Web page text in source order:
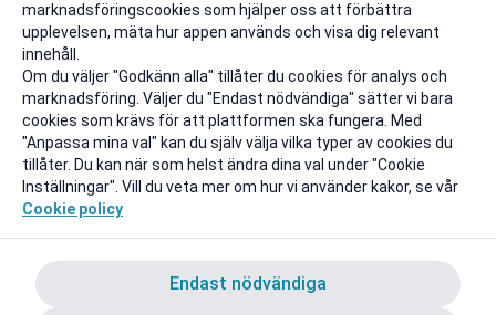
marknadsföringscookies som hjälper oss att förbättra
upplevelsen, mäta hur appen används och visa dig relevant
innehåll.
Om du väljer "Godkänn alla" tillåter du cookies för analys och
marknadsföring. Väljer du "Endast nödvändiga" sätter vi bara
cookies som krävs för att plattformen ska fungera. Med
"Anpassa mina val" kan du själv välja vilka typer av cookies du
tillåter. Du kan när som helst ändra dina val under "Cookie
Inställningar". Vill du veta mer om hur vi använder kakor, se vår
Cookie policy
Endast nödvändiga